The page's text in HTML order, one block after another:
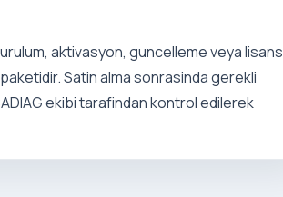
aktivasyon, guncelleme veya lisans
Satin alma sonrasinda gerekli
ekibi tarafindan kontrol edilerek